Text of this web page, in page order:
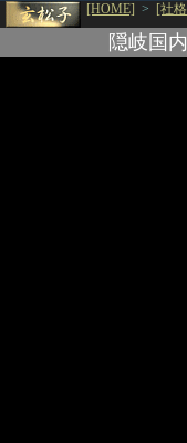
[HOME] > [社
隠岐国